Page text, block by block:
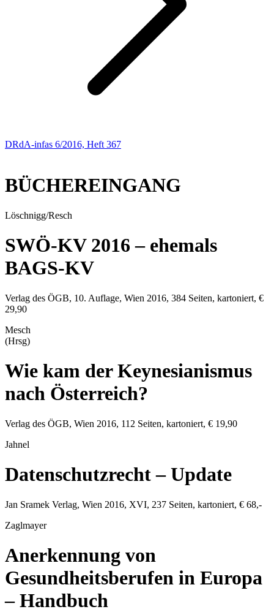
DRdA-infas 6/2016, Heft 367
BÜCHEREINGANG
Löschnigg/Resch
SWÖ-KV 2016 – ehemals
BAGS-KV
Verlag des ÖGB, 10. Auflage, Wien 2016, 384 Seiten, kartoniert, €
29,90
Mesch
(Hrsg)
Wie kam der Keynesianismus
nach Österreich?
Verlag des ÖGB, Wien 2016, 112 Seiten, kartoniert, € 19,90
Jahnel
Datenschutzrecht – Update
Jan Sramek Verlag, Wien 2016, XVI, 237 Seiten, kartoniert, € 68,-
Zaglmayer
Anerkennung von
Gesundheitsberufen in Europa
– Handbuch